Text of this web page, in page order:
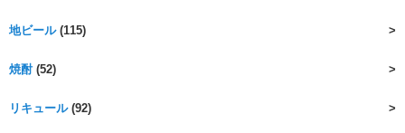
地ビール(115)
焼酎(52)
リキュール(92)